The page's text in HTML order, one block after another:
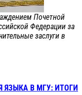
Почетной
Федерации за
заслуги в
ЯЗЫКА В МГУ: ИТОГИ